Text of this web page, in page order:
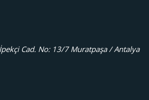
Cad. No: 13/7 Muratpaşa / Antalya